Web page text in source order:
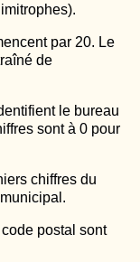
par 20. Le
de
le bureau
sont à 0 pour
chiffres du
postal sont